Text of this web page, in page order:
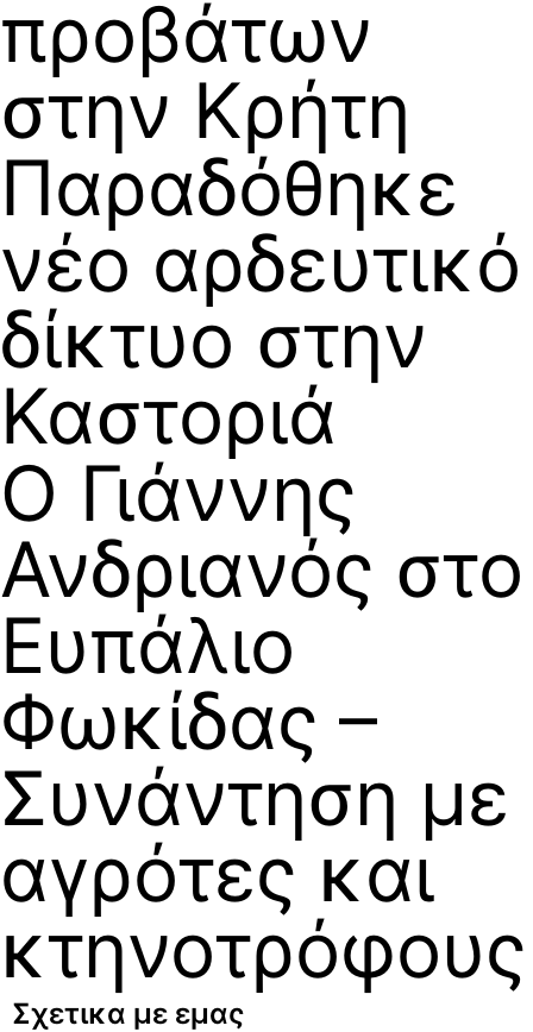
προβάτων
στην Κρήτη
Παραδόθηκε
νέο αρδευτικό
δίκτυο στην
Καστοριά
Ο Γιάννης
Ανδριανός στο
Ευπάλιο
Φωκίδας –
Συνάντηση με
αγρότες και
κτηνοτρόφους
Σχετικα με εμας